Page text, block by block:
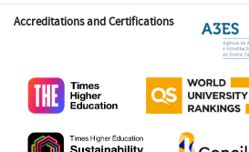
Accreditations and Certifications